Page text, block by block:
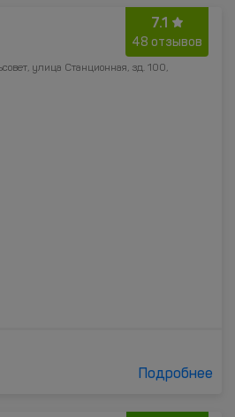
7.1
48 отзывов
улица Станционная, зд. 100,
Подробнее